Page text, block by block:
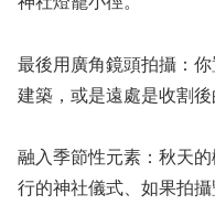
最後用廣角鏡頭拍攝：
建築，或是遠處是收割後
融入季節性元素：秋天
行的神社儀式、如果拍攝